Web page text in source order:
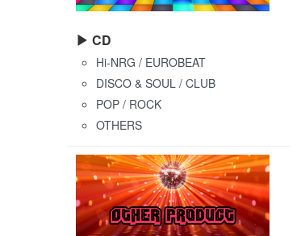
▶ CD
Hi-NRG / EUROBEAT
DISCO & SOUL / CLUB
POP / ROCK
OTHERS